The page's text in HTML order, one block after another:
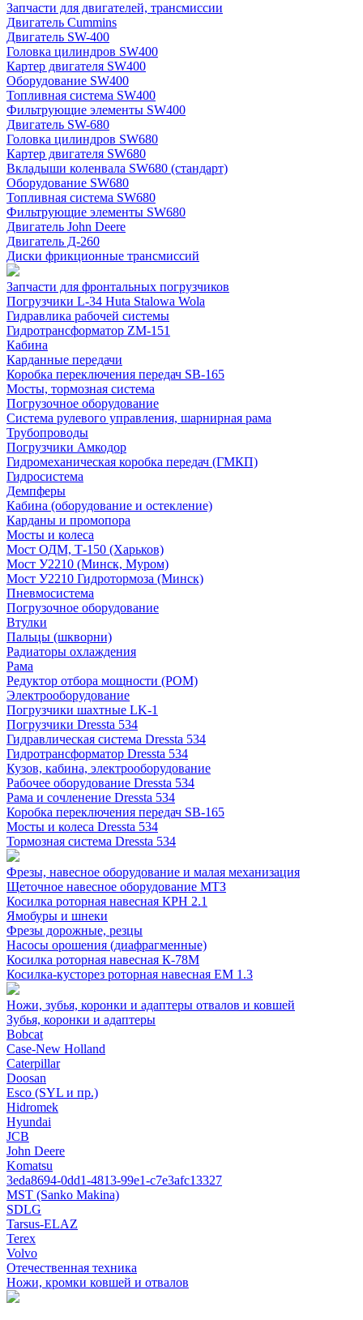
Запчасти для двигателей, трансмиссии
Двигатель Cummins
Двигатель SW-400
Головка цилиндров SW400
Картер двигателя SW400
Оборудование SW400
Топливная система SW400
Фильтрующие элементы SW400
Двигатель SW-680
Головка цилиндров SW680
Картер двигателя SW680
Вкладыши коленвала SW680 (стандарт)
Оборудование SW680
Топливная система SW680
Фильтрующие элементы SW680
Двигатель John Deere
Двигатель Д-260
Диски фрикционные трансмиссий
Запчасти для фронтальных погрузчиков
Погрузчики L-34 Huta Stalowa Wola
Гидравлика рабочей системы
Гидротрансформатор ZM-151
Кабина
Карданные передачи
Коробка переключения передач SB-165
Мосты, тормозная система
Погрузочное оборудование
Система рулевого управления, шарнирная рама
Трубопроводы
Погрузчики Амкодор
Гидромеханическая коробка передач (ГМКП)
Гидросистема
Демпферы
Кабина (оборудование и остекление)
Карданы и промопора
Мосты и колеса
Мост ОДМ, Т-150 (Харьков)
Мост У2210 (Минск, Муром)
Мост У2210 Гидротормоза (Минск)
Пневмосистема
Погрузочное оборудование
Втулки
Пальцы (шкворни)
Радиаторы охлаждения
Рама
Редуктор отбора мощности (РОМ)
Электрооборудование
Погрузчики шахтные LK-1
Погрузчики Dressta 534
Гидравлическая система Dressta 534
Гидротрансформатор Dressta 534
Кузов, кабина, электрооборудование
Рабочее оборудование Dressta 534
Рама и сочленение Dressta 534
Коробка переключения передач SB-165
Мосты и колеса Dressta 534
Тормозная система Dressta 534
Фрезы, навесное оборудование и малая механизация
Щеточное навесное оборудование МТЗ
Косилка роторная навесная КРН 2.1
Ямобуры и шнеки
Фрезы дорожные, резцы
Насосы орошения (диафрагменные)
Косилка роторная навесная К-78М
Косилка-кусторез роторная навесная ЕМ 1.3
Ножи, зубья, коронки и адаптеры отвалов и ковшей
Зубья, коронки и адаптеры
Bobcat
Case-New Holland
Caterpillar
Doosan
Esco (SYL и пр.)
Hidromek
Hyundai
JCB
John Deere
Komatsu
3eda8694-0dd1-4813-99e1-c7e3afc13327
MST (Sanko Makina)
SDLG
Tarsus-ELAZ
Terex
Volvo
Отечественная техника
Ножи, кромки ковшей и отвалов